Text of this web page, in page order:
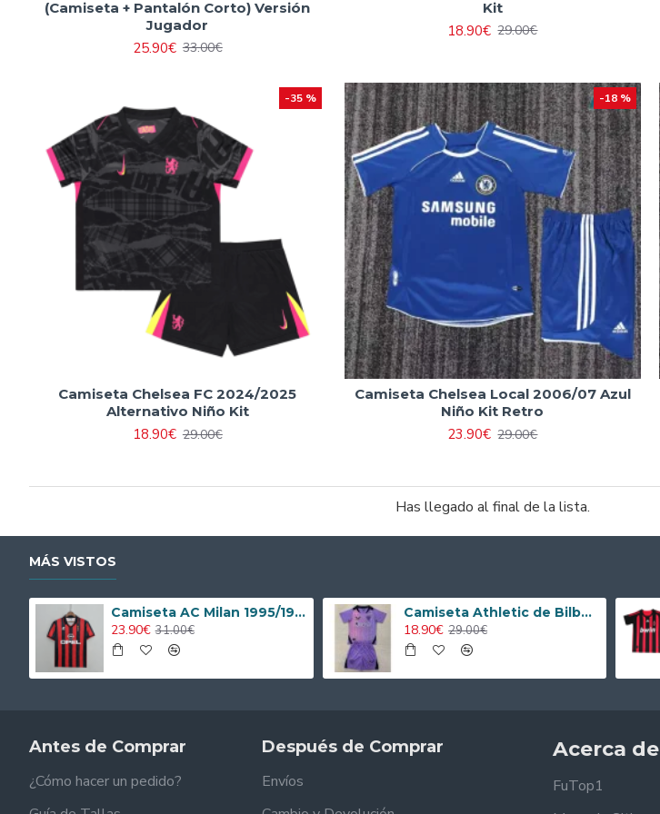
(Camiseta + Pantalón Corto) Versión
Jugador
25.90€ 33.00€
Kit
18.90€ 29.00€
-35 %
Camiseta Chelsea FC 2024/2025
Alternativo Niño Kit
18.90€ 29.00€
-18 %
Camiseta Chelsea Local 2006/07 Azul
Niño Kit Retro
23.90€ 29.00€
Has llegado al final de la lista.
MÁS VISTOS
Camiseta AC Milan 1995/1996 Local Retro
23.90€ 31.00€
Camiseta Athletic de Bilbao 2024/2025 Alternativo Niño Kit
18.90€ 29.00€
Antes de Comprar
¿Cómo hacer un pedido?
Después de Comprar
Envíos
Acerca de
FuTop1